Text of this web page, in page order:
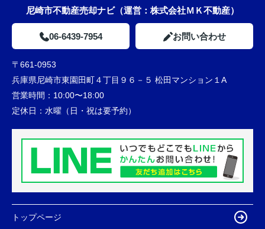
尼崎市不動産売却ナビ（運営：株式会社ＭＫ不動産）
06-6439-7954 お問い合わせ
〒661-0953
兵庫県尼崎市東園田町４丁目９６－５ 松田マンション１A
営業時間： 10:00〜18:00
定休日： 水曜（日・祝は要予約）
トップページ